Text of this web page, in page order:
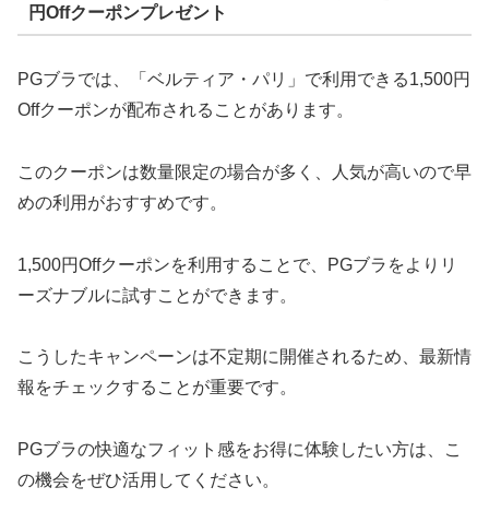
円Offクーポンプレゼント
PGブラでは、「ベルティア・パリ」で利用できる1,500円
Offクーポンが配布されることがあります。
このクーポンは数量限定の場合が多く、人気が高いので早
めの利用がおすすめです。
1,500円Offクーポンを利用することで、PGブラをよりリ
ーズナブルに試すことができます。
こうしたキャンペーンは不定期に開催されるため、最新情
報をチェックすることが重要です。
PGブラの快適なフィット感をお得に体験したい方は、こ
の機会をぜひ活用してください。